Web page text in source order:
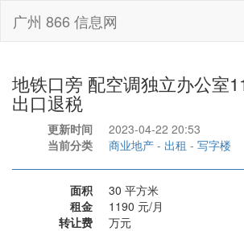
广州 866 信息网
地铁口旁 配空调独立办公室
出口退税
更新时间
2023-04-22 20:53
当前分类
商业地产 - 出租 - 写字楼
面积
30 平方米
租金
1190 元/月
转让费
万元